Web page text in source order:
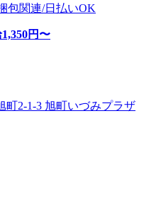
包関連/日払いOK
1,350円〜
町2-1-3 旭町いづみプラザ